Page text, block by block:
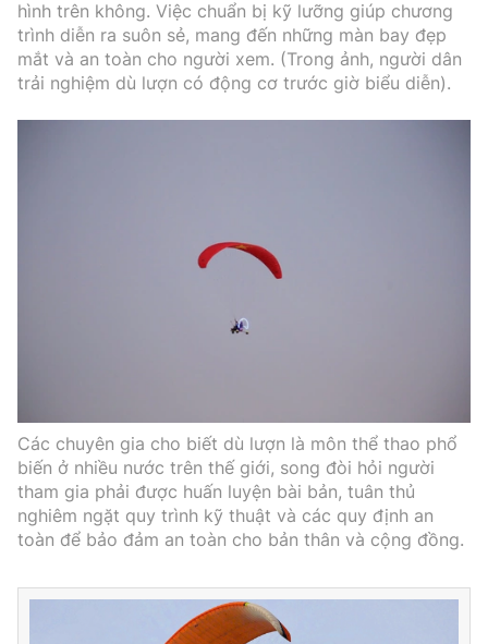
hình trên không. Việc chuẩn bị kỹ lưỡng giúp chương
trình diễn ra suôn sẻ, mang đến những màn bay đẹp
mắt và an toàn cho người xem. (Trong ảnh, người dân
trải nghiệm dù lượn có động cơ trước giờ biểu diễn).
Các chuyên gia cho biết dù lượn là môn thể thao phổ
biến ở nhiều nước trên thế giới, song đòi hỏi người
tham gia phải được huấn luyện bài bản, tuân thủ
nghiêm ngặt quy trình kỹ thuật và các quy định an
toàn để bảo đảm an toàn cho bản thân và cộng đồng.